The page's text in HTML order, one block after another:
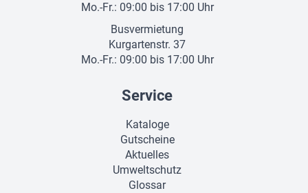
Mo.-Fr.: 09:00 bis 17:00 Uhr
Busvermietung
Kurgartenstr. 37
Mo.-Fr.: 09:00 bis 17:00 Uhr
Service
Kataloge
Gutscheine
Aktuelles
Umweltschutz
Glossar